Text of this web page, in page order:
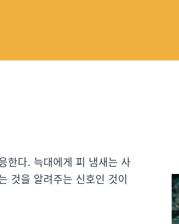
한다. 늑대에게 피 냄새는 사
것을 알려주는 신호인 것이